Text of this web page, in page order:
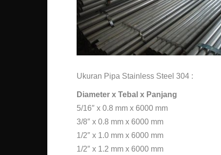
Ukuran Pipa Stainless Steel 304 :
Diameter x Tebal x Panjang
5/16″ x 0.8 mm x 6000 mm
3/8″ x 0.8 mm x 6000 mm
1/2″ x 1.0 mm x 6000 mm
1/2″ x 1.2 mm x 6000 mm